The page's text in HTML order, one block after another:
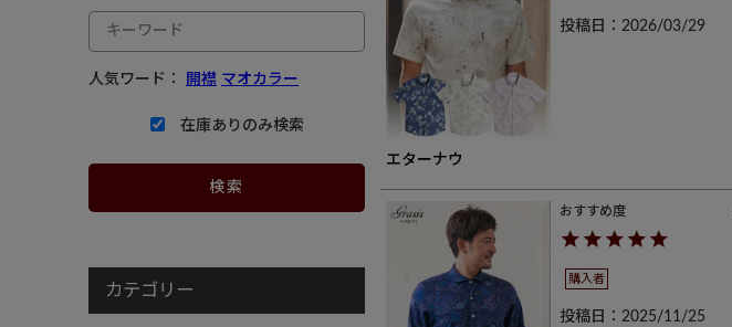
人気ワード： 開襟 マオカラー
在庫ありのみ検索
カテゴリー
エターナウ
投稿日 2026/03/29
購入者
投稿日 2025/11/25